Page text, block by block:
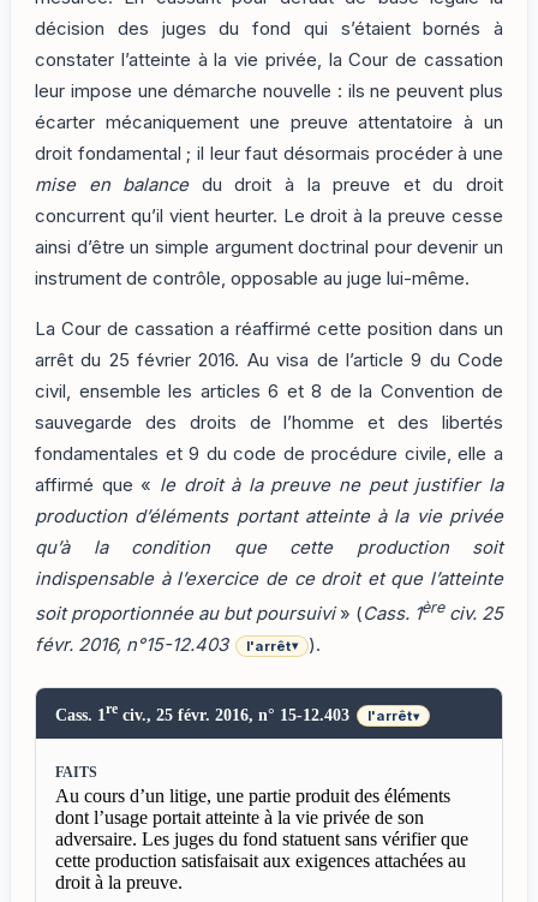
décision des juges du fond qui s’étaient bornés à
constater l’atteinte à la vie privée, la Cour de cassation
leur impose une démarche nouvelle : ils ne peuvent plus
écarter mécaniquement une preuve attentatoire à un
droit fondamental ; il leur faut désormais procéder à une
mise en balancedu droit à la preuve et du droit
concurrent qu’il vient heurter. Le droit à la preuve cesse
ainsi d’être un simple argument doctrinal pour devenir un
instrument de contrôle, opposable au juge lui-même.
La Cour de cassation a réaffirmé cette position dans un
arrêt du 25 février 2016. Au visa de l’article 9 du Code
civil, ensemble les articles 6 et 8 de la Convention de
sauvegarde des droits de l’homme et des libertés
fondamentales et 9 du code de procédure civile, elle a
affirmé que « le droit à la preuve ne peut justifier la
production d’éléments portant atteinte à la vie privée
qu’à la condition que cette production soit
indispensable à l’exercice de ce droit et que l’atteinte
soit proportionnée au but poursuivi» (Cass. 1èreciv. 25
févr. 2016, n°15-12.403
l'arrêt▾ ).
Cass. 1re civ., 25 févr. 2016, n° 15-12.403 l'arrêt▾
FAITS
Au cours d’un litige, une partie produit des éléments
dont l’usage portait atteinte à la vie privée de son
adversaire. Les juges du fond statuent sans vérifier que
cette production satisfaisait aux exigences attachées au
droit à la preuve.